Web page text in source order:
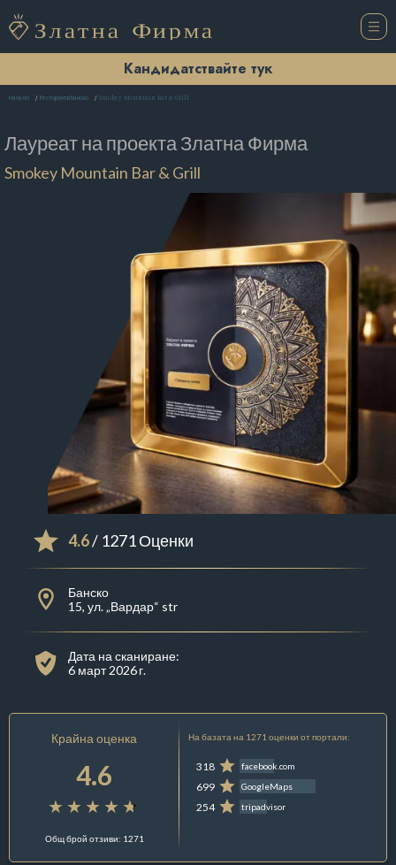
Кандидатствайте тук
Начало Ресторанти Банско Smokey Mountain Bar & Grill
Лауреат на проектаЗлатна Фирма
Smokey Mountain Bar & Grill
4.6/ 1271 Оценки
Банско
15, ул. „Вардар“ str
Дата на сканиране:
6 март 2026 г.
Крайна оценка
4.6
Общ брой отзиви: 1271
На базата на 1271 оценки от портали:
318 facebook.com
699 GoogleMaps
254 tripadvisor